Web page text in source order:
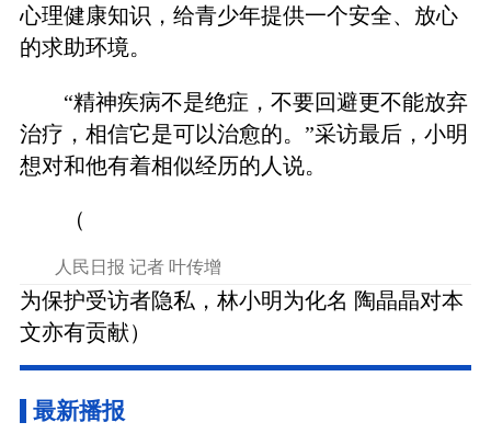
心理健康知识，给青少年提供一个安全、放心
的求助环境。
“精神疾病不是绝症，不要回避更不能放弃
治疗，相信它是可以治愈的。”采访最后，小明
想对和他有着相似经历的人说。
（
人民日报 记者 叶传增
为保护受访者隐私，林小明为化名 陶晶晶对本
文亦有贡献）
最新播报